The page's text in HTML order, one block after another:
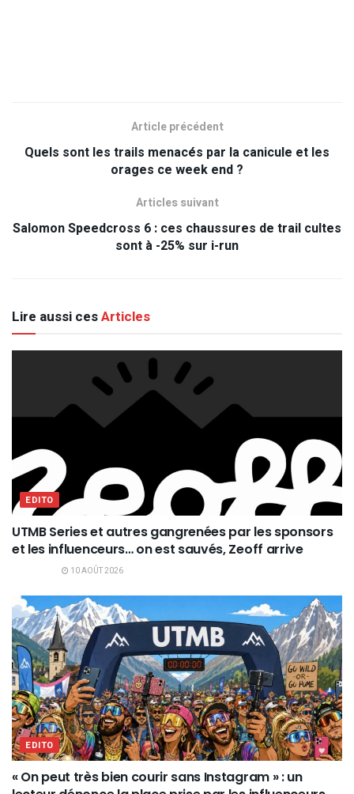
Article précédent
Quels sont les trails menacés par la canicule et les
orages ce week end ?
Articles suivant
Salomon Speedcross 6 : ces chaussures de trail cultes
sont à -25% sur i-run
Lire aussi cesArticles
EDITO
UTMB Series et autres gangrenées par les sponsors
et les influenceurs… on est sauvés, Zeoff arrive
10 AOÛT 2026
EDITO
« On peut très bien courir sans Instagram » : un